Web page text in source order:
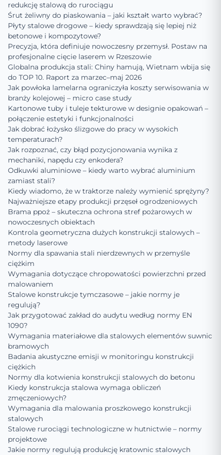
redukcję stalową do rurociągu
Śrut żeliwny do piaskowania – jaki kształt warto wybrać?
Płyty stalowe drogowe – kiedy sprawdzają się lepiej niż
betonowe i kompozytowe?
Precyzja, która definiuje nowoczesny przemysł. Postaw na
profesjonalne cięcie laserem w Rzeszowie
Globalna produkcja stali: Chiny hamują, Wietnam wbija się
do TOP 10. Raport za marzec–maj 2026
Jak powłoka lamelarna ograniczyła koszty serwisowania w
branży kolejowej – micro case study
Kartonowe tuby i tuleje tekturowe w designie opakowań –
połączenie estetyki i funkcjonalności
Jak dobrać łożysko ślizgowe do pracy w wysokich
temperaturach?
Jak rozpoznać, czy błąd pozycjonowania wynika z
mechaniki, napędu czy enkodera?
Odkuwki aluminiowe – kiedy warto wybrać aluminium
zamiast stali?
Kiedy wiadomo, że w traktorze należy wymienić sprężyny?
Najważniejsze etapy produkcji przęseł ogrodzeniowych
Brama ppoż – skuteczna ochrona stref pożarowych w
nowoczesnych obiektach
Kontrola geometryczna dużych konstrukcji stalowych –
metody laserowe
Normy dla spawania stali nierdzewnych w przemyśle
ciężkim
Wymagania dotyczące chropowatości powierzchni przed
malowaniem
Stalowe konstrukcje tymczasowe – jakie normy je
regulują?
Jak przygotować zakład do audytu według normy EN
1090?
Wymagania materiałowe dla stalowych elementów suwnic
bramowych
Badania akustyczne emisji w monitoringu konstrukcji
ciężkich
Normy dla kotwienia konstrukcji stalowych do betonu
Kiedy konstrukcja stalowa wymaga obliczeń
zmęczeniowych?
Wymagania dla malowania proszkowego konstrukcji
stalowych
Stalowe rurociągi technologiczne w hutnictwie – normy
projektowe
Jakie normy regulują produkcję kratownic stalowych